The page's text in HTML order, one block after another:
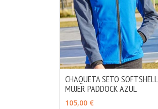
AÑADIR
CHAQUETA SETO SOFTSHELL
MUJER PADDOCK AZUL
105,00 €